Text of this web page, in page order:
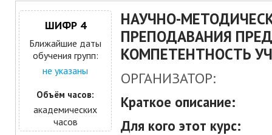
ШИФР 4
Ближайшие даты
обучения групп:
не указаны
Объём часов:
академических
часов
НАУЧНО-
ПРЕПОДАВАНИЯ
КОМПЕТЕНТНОСТЬ
ОРГАНИЗАТОР:
Краткое описание:
Для кого этот курс: